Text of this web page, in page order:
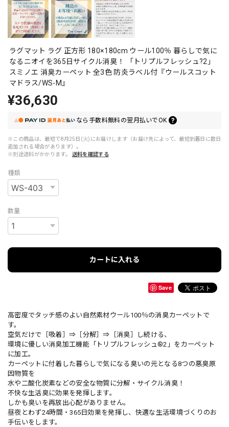
ラグマット ラグ 正方形 180×180cm ウール100％ 暮らしで気に
なるニオイを365日サイクル消臭！ 「トリプルフレッシュ?2」
スミノエ 消臭カーペット 全3色 防炎ラベル付『ウールスコット
マドラス/WS-M』
¥36,630
なら 手数料無料の翌月払いでOK
※この商品は、最短で8月25日(火)にお届けします（お届け先によって、最短到着日に数日
追加される場合があります）。
※別途送料がかかります。
送料を確認する
種類
数量
カートに入れる
Save
高密度でタッチ感のよい自然素材ウール100％の消臭カーペットで
す。
空気だけで［吸着］⇒［分解］⇒［消臭］し続ける、
環境に優しい消臭加工機能「トリプルフレッシュ®2」をカーペット
に加工。
カーペットに付着した暮らしで気になる臭いの元となる8つの悪臭原
因物質を
水や二酸化炭素などの安全な物質に分解・サイクル消臭！
不快な生活臭に効果を発揮します。
しかも臭いを再放出心配がありません。
昼夜とわず24時間・365日効果を発揮し、快適な生活環境づくりのお
手伝いをします。